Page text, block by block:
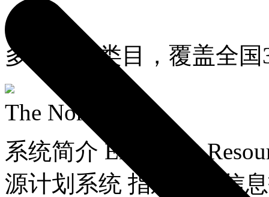
多个商品类目，覆盖全
The North Face
系统简介 Enterprise
源计划系统 指建立在信